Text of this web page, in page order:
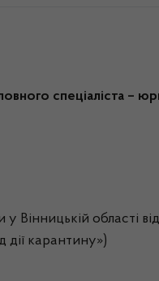
спеціаліста –
Вінницькій області
дії карантину»)